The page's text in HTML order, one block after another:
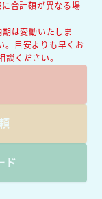
合計額が異なる場
は変動いたしま
。目安よりも早くお
ください。
ド